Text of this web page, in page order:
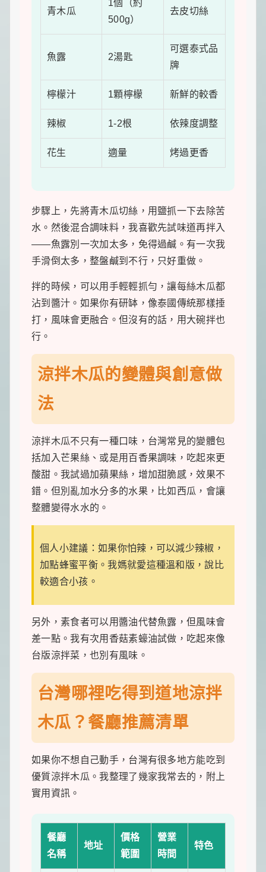
青木瓜
1個（約
500g）
去皮切絲
魚露 2湯匙
可選泰式品
牌
檸檬汁 1顆檸檬 新鮮的較香
辣椒 1-2根 依辣度調整
花生 適量 烤過更香
步驟上，先將青木瓜切絲，用鹽抓一下去除苦
水。然後混合調味料，我喜歡先試味道再拌入
——魚露別一次加太多，免得過鹹。有一次我
手滑倒太多，整盤鹹到不行，只好重做。
拌的時候，可以用手輕輕抓勻，讓每絲木瓜都
沾到醬汁。如果你有研缽，像泰國傳統那樣捶
打，風味會更融合。但沒有的話，用大碗拌也
行。
涼拌木瓜的變體與創意做
法
涼拌木瓜不只有一種口味，台灣常見的變體包
括加入芒果絲、或是用百香果調味，吃起來更
酸甜。我試過加蘋果絲，增加甜脆感，效果不
錯。但別亂加水分多的水果，比如西瓜，會讓
整體變得水水的。
個人小建議：如果你怕辣，可以減少辣椒，
加點蜂蜜平衡。我媽就愛這種溫和版，說比
較適合小孩。
另外，素食者可以用醬油代替魚露，但風味會
差一點。我有次用香菇素蠔油試做，吃起來像
台版涼拌菜，也別有風味。
台灣哪裡吃得到道地涼拌
木瓜？餐廳推薦清單
如果你不想自己動手，台灣有很多地方能吃到
優質涼拌木瓜。我整理了幾家我常去的，附上
實用資訊。
餐廳
名稱
地址
價格
範圍
營業
時間
特色